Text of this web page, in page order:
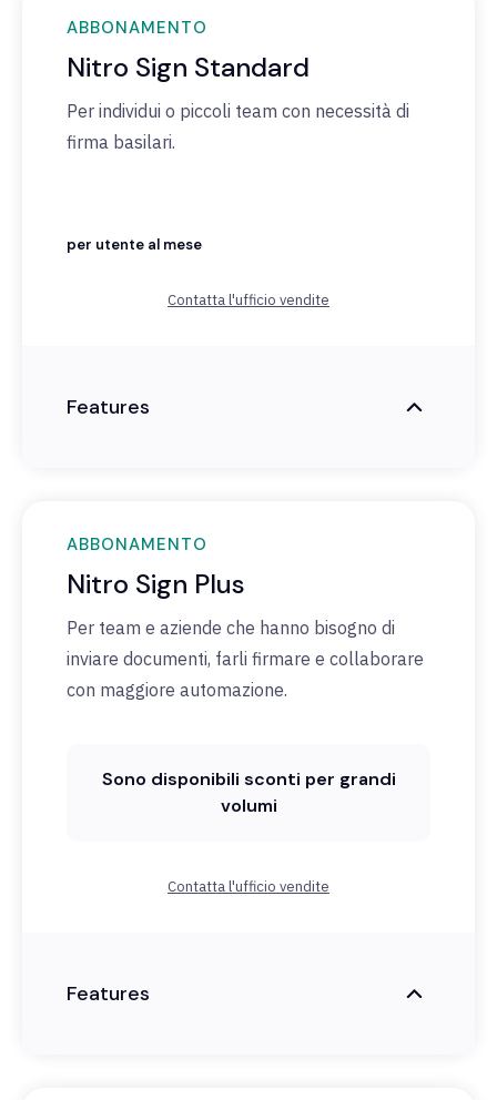
ABBONAMENTO
Nitro Sign Standard
Per individui o piccoli team con necessità di
firma basilari.
per utente al mese
Contatta l'ufficio vendite
Features
ABBONAMENTO
Nitro Sign Plus
Per team e aziende che hanno bisogno di
inviare documenti, farli firmare e collaborare
con maggiore automazione.
Sono disponibili sconti per grandi
volumi
Contatta l'ufficio vendite
Features